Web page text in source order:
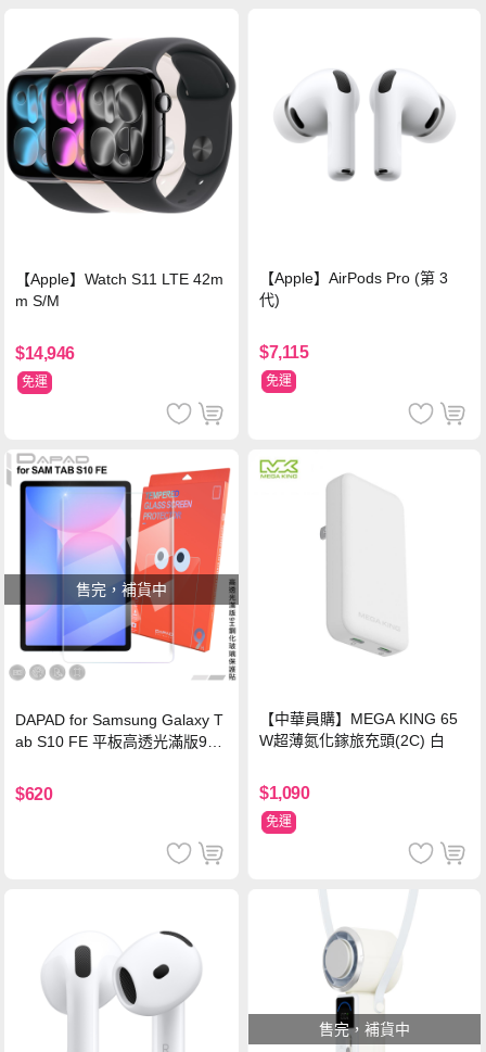
【Apple】Watch S11 LTE 42m
m S/M
$14,946
免運
【Apple】AirPods Pro (第 3
代)
$7,115
免運
售完，補貨中
DAPAD for Samsung Galaxy T
ab S10 FE 平板高透光滿版9H
$620
【中華員購】MEGA KING 65
W超薄氮化鎵旅充頭(2C) 白
$1,090
免運
售完，補貨中